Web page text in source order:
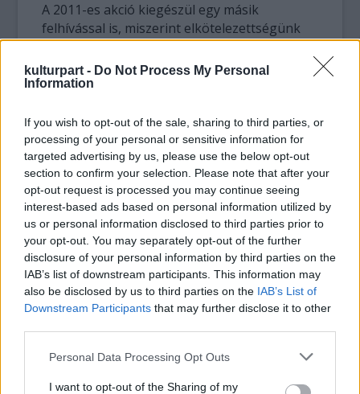
kulturpart - Do Not Process My Personal
Information
If you wish to opt-out of the sale, sharing to third parties, or
processing of your personal or sensitive information for
targeted advertising by us, please use the below opt-out
section to confirm your selection. Please note that after your
opt-out request is processed you may continue seeing
interest-based ads based on personal information utilized by
us or personal information disclosed to third parties prior to
your opt-out. You may separately opt-out of the further
disclosure of your personal information by third parties on the
IAB’s list of downstream participants. This information may
also be disclosed by us to third parties on the IAB’s List of
Downstream Participants that may further disclose it to other
Please note that this website/app uses one or more Google
not limited to your visit or usage behaviour. You may click to
Personal Data Processing Opt Outs
I want to opt-out of the Sharing of my
A 2011-es akció kiegészül egy másik
felhívással is, miszerint elkötelezettségünk
jeléül fogyasztás-csökkentési,
környezetvédelmi fogadalmat kell tennünk az
év többi napjára vonatkozóan is.
Szombaton elsötétül tehát a világ számos jól
ismert, ikonikus épülete, látványossága. Idén
rekordméretű részvételre számíthatunk.
Csatlakozott mind a hat kontinens, az összes
G20 tagország, több ezer város és több
százmillió ember. Sötétbe borul többek közt
a világ legmagasabb épülete, a Burdzs Kalifa
Dubaiban, a New York-i Empire State
Building és a Times Square, a Las Vegas-i
Caesars Palace és a Flamingo Casino, a
Sydney-i Operaház, a spanyolországi
torony és a London Eye.